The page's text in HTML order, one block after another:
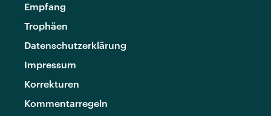
Empfang
Trophäen
Datenschutzerklärung
Impressum
Korrekturen
Kommentarregeln